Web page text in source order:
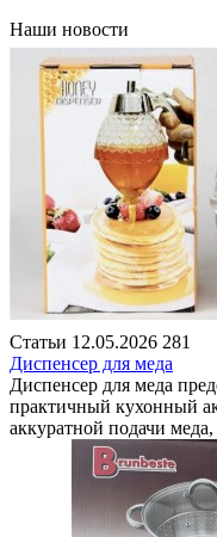
Наши новости
Статьи 12.05.2026 281
Диспенсер для меда
Диспенсер для меда
практичный кухонный
аккуратной подачи